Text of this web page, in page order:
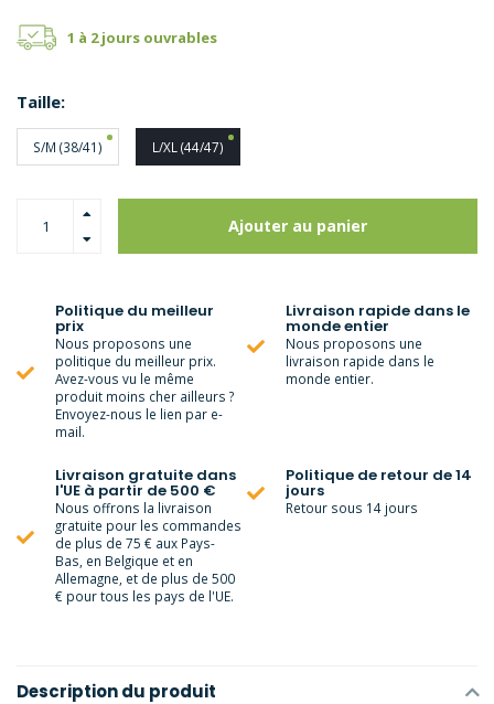
1 à 2 jours ouvrables
Taille:
S/M (38/41) L/XL (44/47)
Ajouter au panier
Politique du meilleur
prix
Nous proposons une
politique du meilleur prix.
Avez-vous vu le même
produit moins cher ailleurs ?
Envoyez-nous le lien par e-
mail.
Livraison rapide dans le
monde entier
Nous proposons une
livraison rapide dans le
monde entier.
Livraison gratuite dans
l'UE à partir de 500 €
Nous offrons la livraison
gratuite pour les commandes
de plus de 75 € aux Pays-
Bas, en Belgique et en
Allemagne, et de plus de 500
€ pour tous les pays de l'UE.
Politique de retour de 14
jours
Retour sous 14 jours
Description du produit